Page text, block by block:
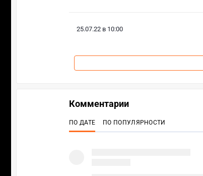
25.07.22 в 10:00
Комментарии
ПО ДАТЕ ПО ПОПУЛЯРНОСТИ